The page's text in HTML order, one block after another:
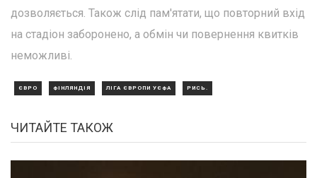
дозволяється. Також слід пам'ятати, що повторний вхід
на стадіон заборонено, а обмін чи повернення квитків
неможливі.
ЄВРО ФІНЛЯНДІЯ ЛІГА ЄВРОПИ УЄФА РИСЬ.
ЧИТАЙТЕ ТАКОЖ